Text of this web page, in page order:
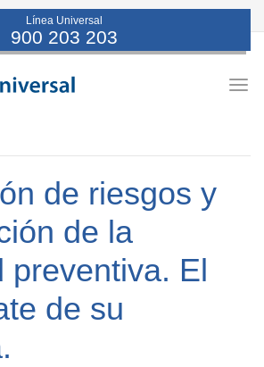
Línea Universal
900 203 203
de riesgos y
de la
preventiva. El
de su